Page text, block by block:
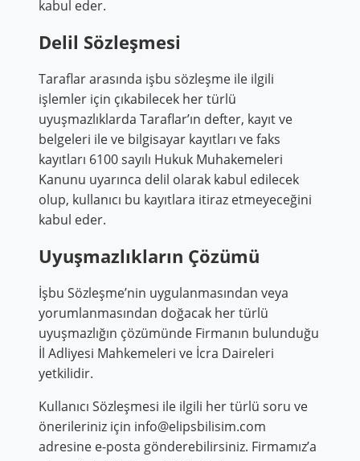
kabul eder.
Delil Sözleşmesi
Taraflar arasında işbu sözleşme ile ilgili
işlemler için çıkabilecek her türlü
uyuşmazlıklarda Taraflar’ın defter, kayıt ve
belgeleri ile ve bilgisayar kayıtları ve faks
kayıtları 6100 sayılı Hukuk Muhakemeleri
Kanunu uyarınca delil olarak kabul edilecek
olup, kullanıcı bu kayıtlara itiraz etmeyeceğini
kabul eder.
Uyuşmazlıkların Çözümü
İşbu Sözleşme’nin uygulanmasından veya
yorumlanmasından doğacak her türlü
uyuşmazlığın çözümünde Firmanın bulunduğu
İl Adliyesi Mahkemeleri ve İcra Daireleri
yetkilidir.
Kullanıcı Sözleşmesi ile ilgili her türlü soru ve
önerileriniz için info@elipsbilisim.com
adresine e-posta gönderebilirsiniz. Firmamız’a